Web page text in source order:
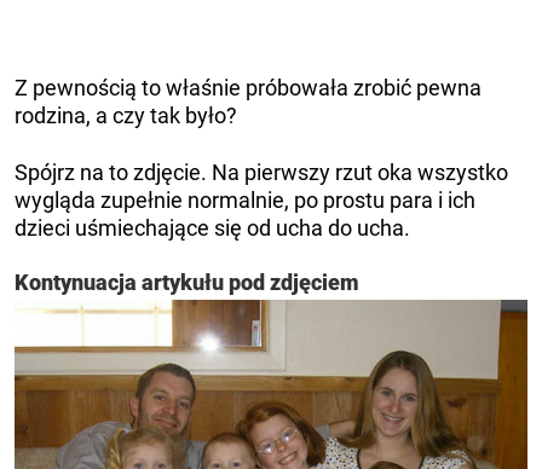
Z pewnością to właśnie próbowała zrobić pewna
rodzina, a czy tak było?
Spójrz na to zdjęcie. Na pierwszy rzut oka wszystko
wygląda zupełnie normalnie, po prostu para i ich
dzieci uśmiechające się od ucha do ucha.
Kontynuacja artykułu pod zdjęciem